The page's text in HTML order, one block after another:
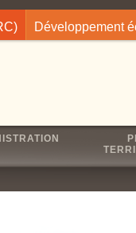
Développement